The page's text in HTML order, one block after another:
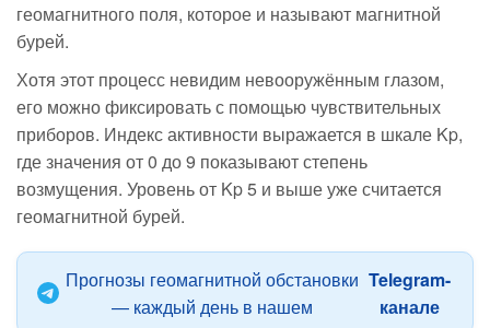
геомагнитного поля, которое и называют магнитной
бурей.
Хотя этот процесс невидим невооружённым глазом,
его можно фиксировать с помощью чувствительных
приборов. Индекс активности выражается в шкале Kp,
где значения от 0 до 9 показывают степень
возмущения. Уровень от Kp 5 и выше уже считается
геомагнитной бурей.
Прогнозы геомагнитной обстановки
— каждый день в нашем
Telegram-
канале